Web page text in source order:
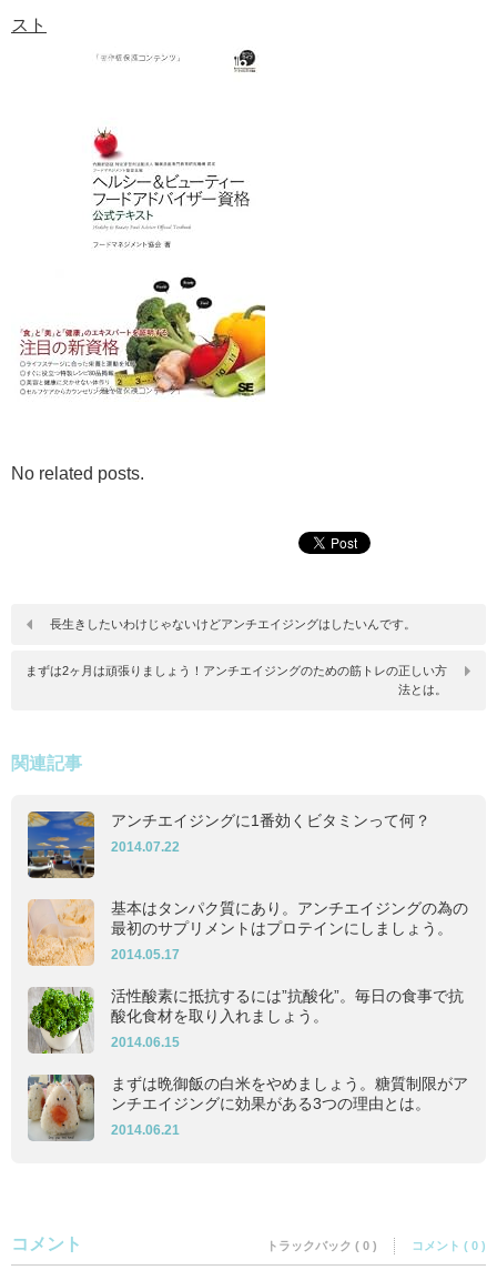
スト
No related posts.
長生きしたいわけじゃないけどアンチエイジングはしたいんです。
まずは2ヶ月は頑張りましょう！アンチエイジングのための筋トレの正しい方
法とは。
関連記事
アンチエイジングに1番効くビタミンって何？
2014.07.22
基本はタンパク質にあり。アンチエイジングの為の
最初のサプリメントはプロテインにしましょう。
2014.05.17
活性酸素に抵抗するには”抗酸化”。毎日の食事で抗
酸化食材を取り入れましょう。
2014.06.15
まずは晩御飯の白米をやめましょう。糖質制限がア
ンチエイジングに効果がある3つの理由とは。
2014.06.21
コメント トラックバック ( 0 ) コメント ( 0 )